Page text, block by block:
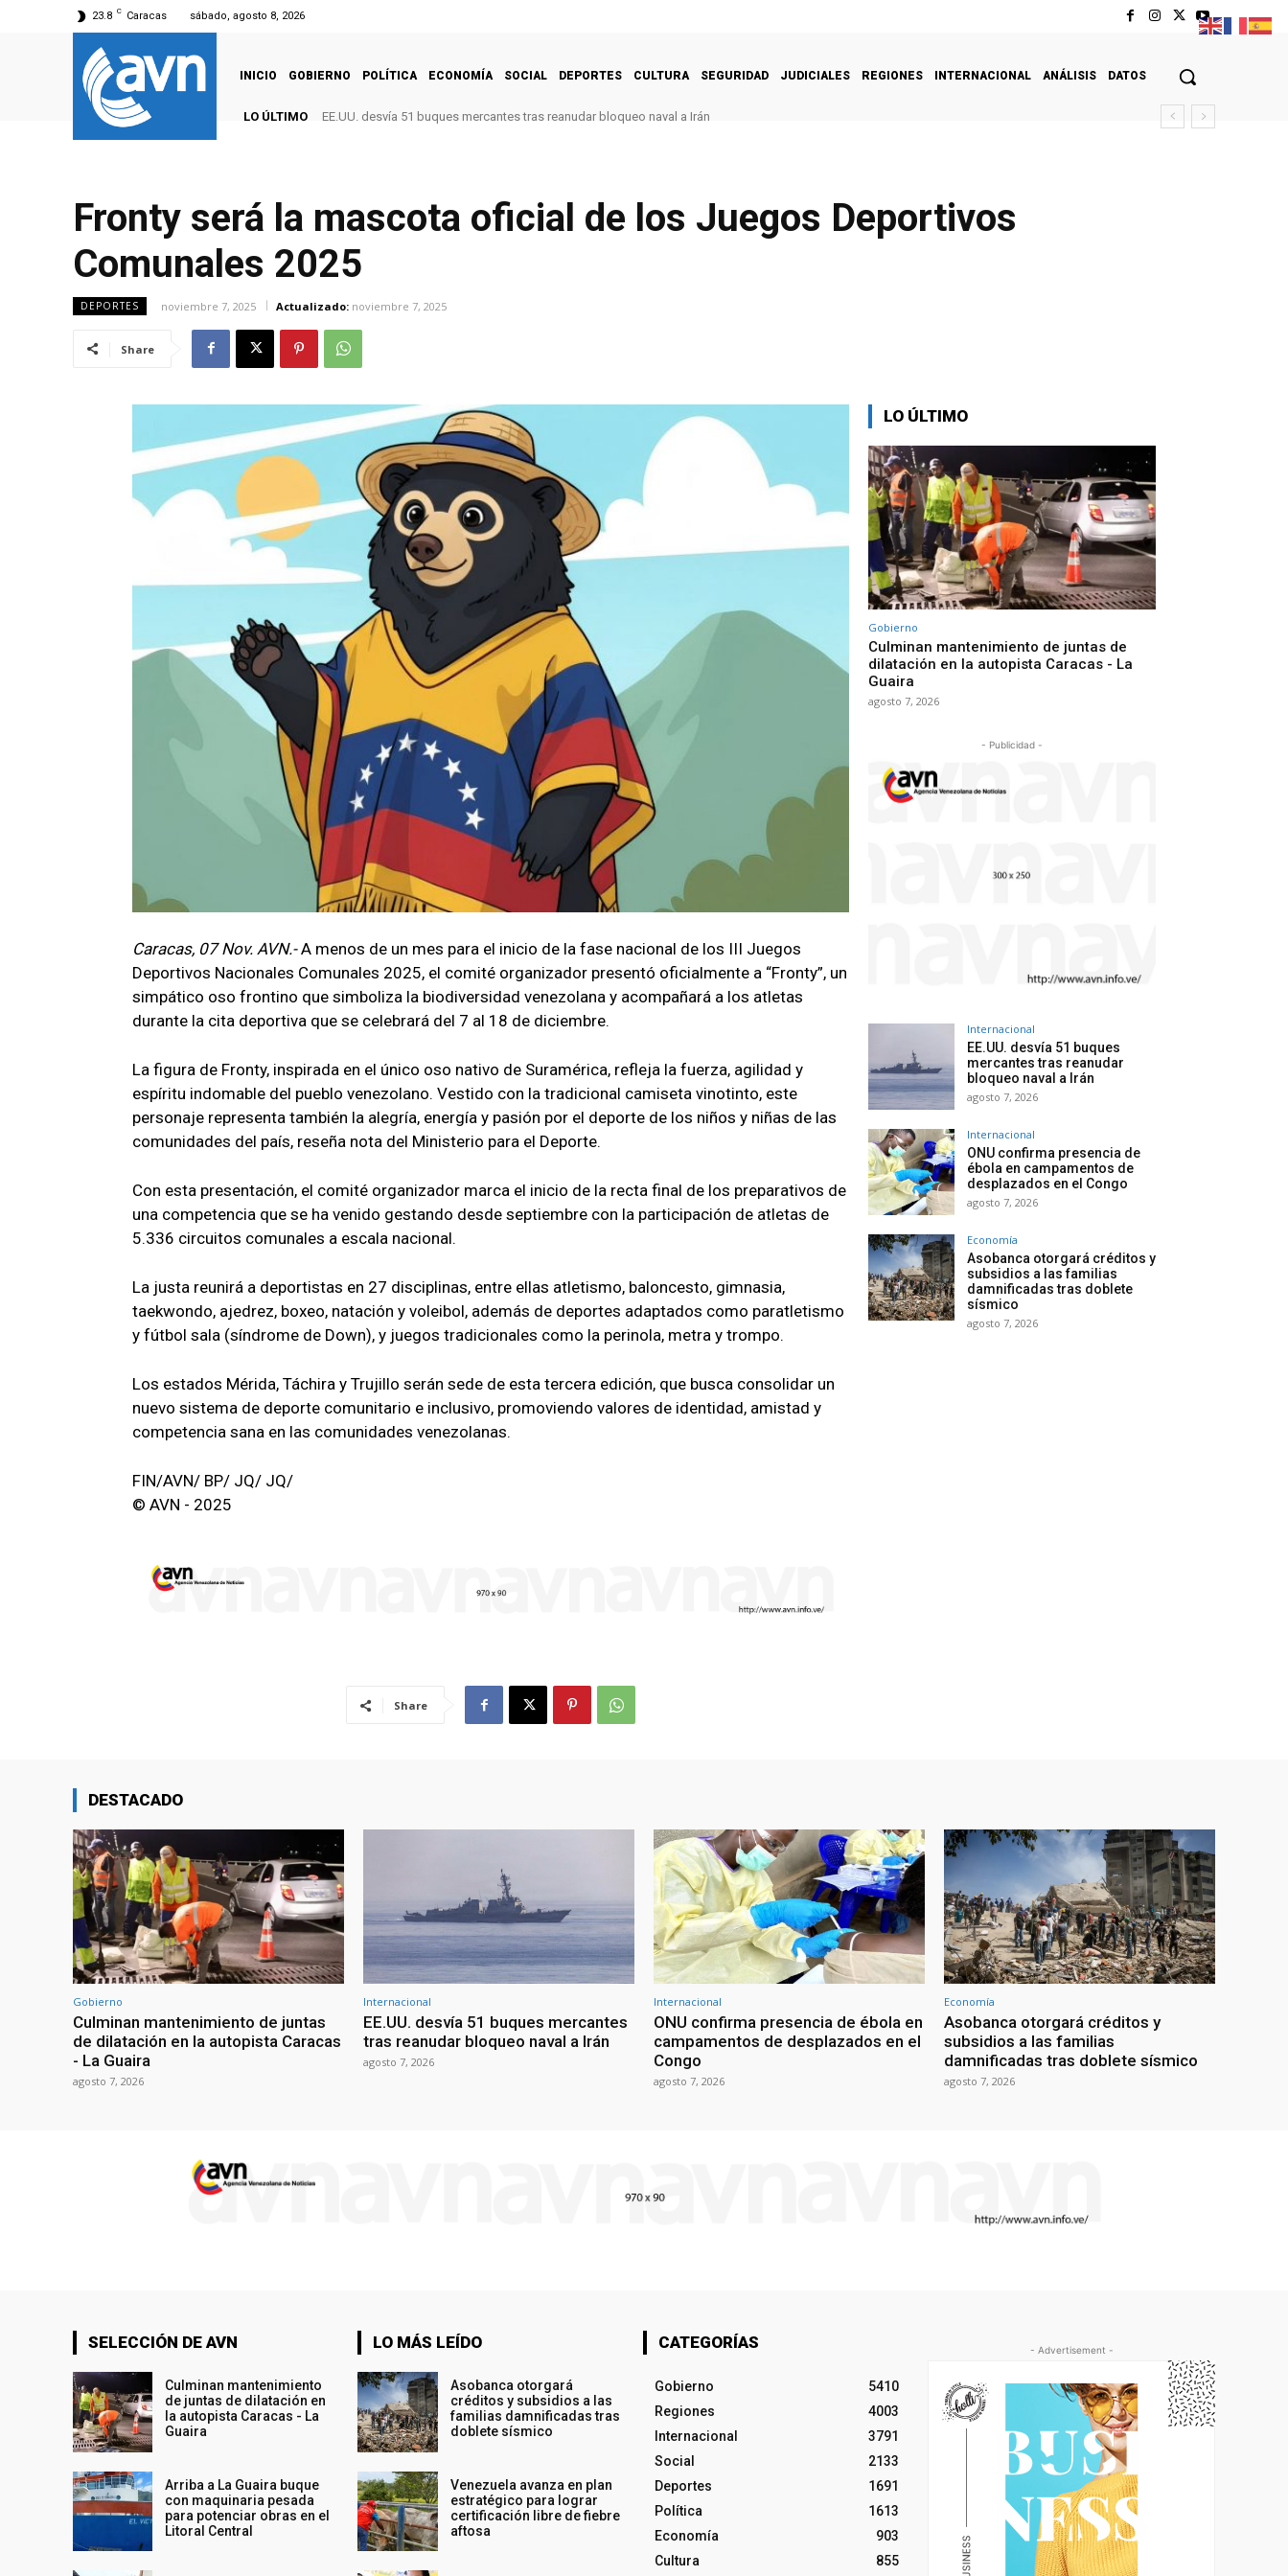
23.8 C Caracas sábado, agosto 8, 2026
INICIO GOBIERNO POLÍTICA ECONOMÍA SOCIAL DEPORTES CULTURA SEGURIDAD JUDICIALES REGIONES INTERNACIONAL ANÁLISIS DATOS
LO ÚLTIMO EE.UU. desvía 51 buques mercantes tras reanudar bloqueo naval a Irán
Fronty será la mascota oficial de los Juegos Deportivos
Comunales 2025
DEPORTES noviembre 7, 2025 Actualizado: noviembre 7, 2025
Share
Caracas, 07 Nov. AVN.-A menos de un mes para el inicio de la fase nacional de los III Juegos
Deportivos Nacionales Comunales 2025, el comité organizador presentó oficialmente a “Fronty”, un
simpático oso frontino que simboliza la biodiversidad venezolana y acompañará a los atletas
durante la cita deportiva que se celebrará del 7 al 18 de diciembre.
La figura de Fronty, inspirada en el único oso nativo de Suramérica, refleja la fuerza, agilidad y
espíritu indomable del pueblo venezolano. Vestido con la tradicional camiseta vinotinto, este
personaje representa también la alegría, energía y pasión por el deporte de los niños y niñas de las
comunidades del país, reseña nota del Ministerio para el Deporte.
Con esta presentación, el comité organizador marca el inicio de la recta final de los preparativos de
una competencia que se ha venido gestando desde septiembre con la participación de atletas de
5.336 circuitos comunales a escala nacional.
La justa reunirá a deportistas en 27 disciplinas, entre ellas atletismo, baloncesto, gimnasia,
taekwondo, ajedrez, boxeo, natación y voleibol, además de deportes adaptados como paratletismo
y fútbol sala (síndrome de Down), y juegos tradicionales como la perinola, metra y trompo.
Los estados Mérida, Táchira y Trujillo serán sede de esta tercera edición, que busca consolidar un
nuevo sistema de deporte comunitario e inclusivo, promoviendo valores de identidad, amistad y
competencia sana en las comunidades venezolanas.
FIN/AVN/ BP/ JQ/ JQ/
© AVN - 2025
Share
LO ÚLTIMO
Gobierno
Culminan mantenimiento de juntas de
dilatación en la autopista Caracas - La
Guaira
agosto 7, 2026
- Publicidad -
Internacional
EE.UU. desvía 51 buques
mercantes tras reanudar
bloqueo naval a Irán
agosto 7, 2026
Internacional
ONU confirma presencia de
ébola en campamentos de
desplazados en el Congo
agosto 7, 2026
Economía
Asobanca otorgará créditos y
subsidios a las familias
damnificadas tras doblete
sísmico
agosto 7, 2026
DESTACADO
Gobierno
Culminan mantenimiento de juntas
de dilatación en la autopista Caracas
- La Guaira
agosto 7, 2026
Internacional
EE.UU. desvía 51 buques mercantes
tras reanudar bloqueo naval a Irán
agosto 7, 2026
Internacional
ONU confirma presencia de ébola en
campamentos de desplazados en el
Congo
agosto 7, 2026
Economía
Asobanca otorgará créditos y
subsidios a las familias
damnificadas tras doblete sísmico
agosto 7, 2026
SELECCIÓN DE AVN
Culminan mantenimiento
de juntas de dilatación en
la autopista Caracas - La
Guaira
Arriba a La Guaira buque
con maquinaria pesada
para potenciar obras en el
Litoral Central
LO MÁS LEÍDO
Asobanca otorgará
créditos y subsidios a las
familias damnificadas tras
doblete sísmico
Venezuela avanza en plan
estratégico para lograr
certificación libre de fiebre
aftosa
CATEGORÍAS
Gobierno
5410
Regiones
4003
Internacional
3791
Social
2133
Deportes
1691
Política
1613
Economía
903
Cultura
855
- Advertisement -